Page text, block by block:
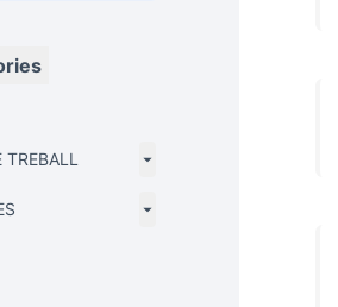
TREBALL